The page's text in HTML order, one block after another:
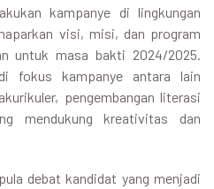
kampanye di lingkungan
visi, misi, dan program
untuk masa bakti 2024/2025.
fokus kampanye antara lain
pengembangan literasi
mendukung kreativitas dan
debat kandidat yang menjadi